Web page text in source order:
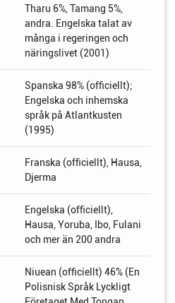
Tharu 6%, Tamang 5%,
andra. Engelska talat av
många i regeringen och
näringslivet (2001)
Spanska 98% (officiellt);
Engelska och inhemska
språk på Atlantkusten
(1995)
Franska (officiellt), Hausa,
Djerma
Engelska (officiellt),
Hausa, Yoruba, Ibo, Fulani
och mer än 200 andra
Niuean (officiellt) 46% (En
Polisnisk Språk Lyckligt